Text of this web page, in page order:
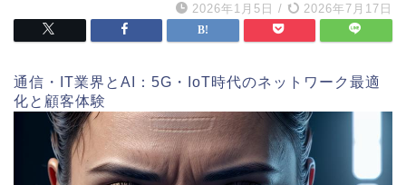
2026年1月5日 / 2026年7月17日
通信・IT業界とAI：5G・IoT時代のネットワーク最適
化と顧客体験